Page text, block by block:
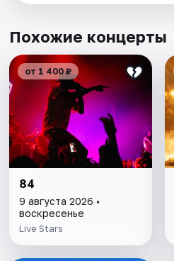
Похожие концерты
от 1 400 ₽
84
9 августа 2026 •
воскресенье
Live Stars